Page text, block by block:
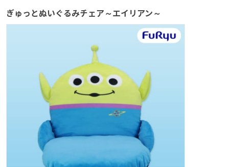
ぎゅっとぬいぐるみチェア～エイリアン～